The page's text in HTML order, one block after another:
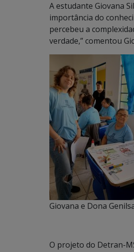
A estudante Giovana
importância do
percebeu a
verdade,” comentou
Giovana e Dona
O projeto do Detran-